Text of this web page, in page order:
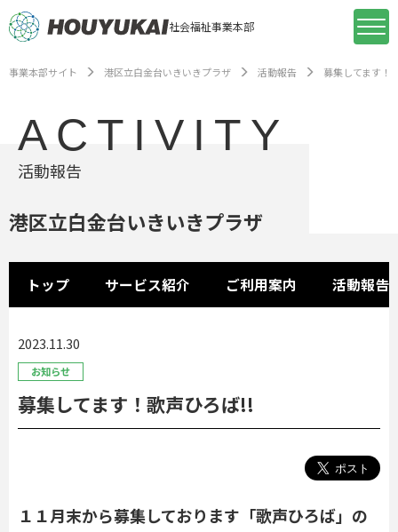
社会福祉事業本部
事業本部サイト 港区立白金台いきいきプラザ 活動報告 募集してます！
ACTIVITY
活動報告
港区立白金台いきいきプラザ
トップ サービス紹介 ご利用案内 活動報告
2023.11.30
お知らせ
募集してます！歌声ひろば!!
１１月末から募集しております「歌声ひろば」の